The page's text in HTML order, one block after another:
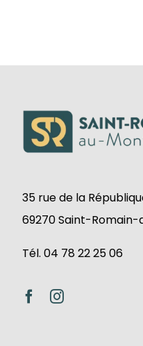
35 rue de la
69270 Saint-
Tél. 04 78 22 25 06